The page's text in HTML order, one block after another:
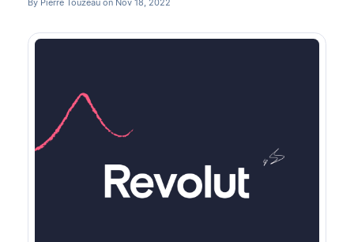
By Pierre Touzeau on Nov 18, 2022